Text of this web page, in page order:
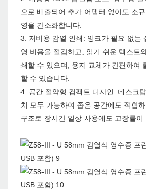
으로 배출되어 추가 어댑터 없이도 소
영을 간소화합니다.
3. 저비용 감열 인쇄: 잉크가 필요 없는
영 비용을 절감하고, 읽기 쉬운 텍스트
쇄할 수 있으며, 용지 교체가 간편하여
할 수 있습니다.
4. 공간 절약형 컴팩트 디자인: 데스크
치 모두 가능하여 좁은 공간에도 적합
구조로 장시간 일상 사용에도 고장률이